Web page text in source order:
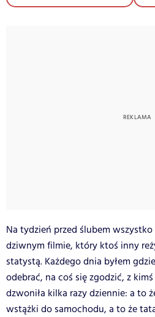
Na tydzień przed ślubem
dziwnym filmie, który ktoś inny
statystą. Każdego dnia byłem
odebrać, na coś się zgodzić, z
dzwoniła kilka razy dziennie: a to
wstążki do samochodu, a to że